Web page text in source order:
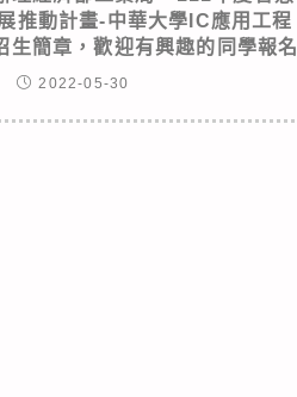
推動計畫-中華大學IC應用工程
生簡章，歡迎有興趣的同學報名
2022-05-30